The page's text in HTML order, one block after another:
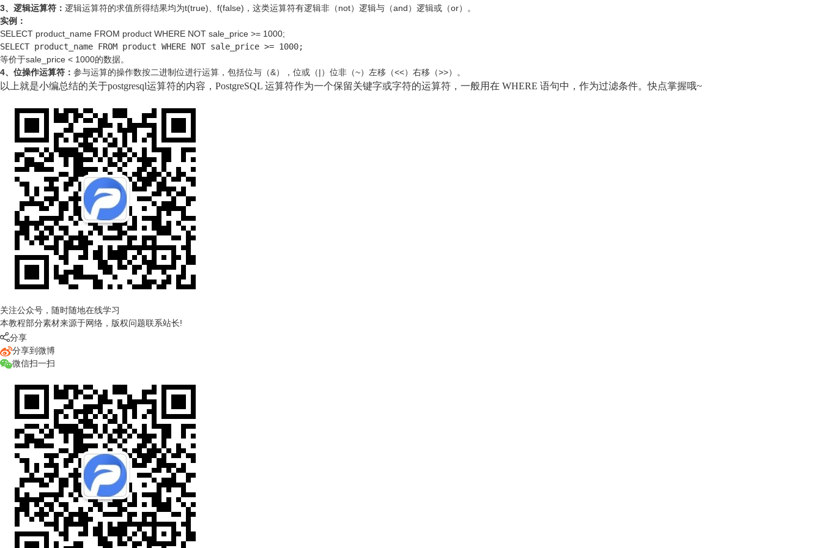
3、逻辑运算符： 逻辑运算符的求值所得结果均为t(true)、f(false)，这类运算符有逻辑非（not）逻辑与（and）逻辑或（or）。
实例：
SELECT product_name FROM product WHERE NOT sale_price >= 1000;
SELECT product_name FROM product WHERE NOT sale_price >= 1000;
等价于sale_price < 1000的数据。
4、位操作运算符： 参与运算的操作数按二进制位进行运算，包括位与（&），位或（|）位非（~）左移（<<）右移（>>）。
以上就是小编总结的关于postgresql运算符的内容，PostgreSQL 运算符作为一个保留关键字或字符的运算符，一般用在 WHERE 语句中，作为过滤条件。快点掌握哦~
关注公众号，随时随地在线学习
本教程部分素材来源于网络，版权问题联系站长!
分享
分享到微博
微信扫一扫